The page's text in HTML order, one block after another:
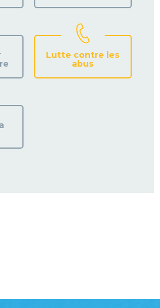
Lutte contre les
abus